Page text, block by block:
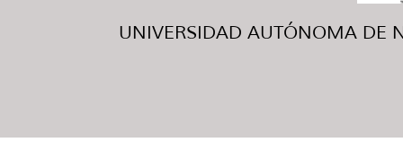
UNIVERSIDAD AUTÓNOMA DE